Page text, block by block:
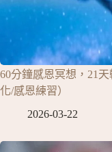
60分鐘感恩冥想，21
化/感恩練習）
2026-03-22